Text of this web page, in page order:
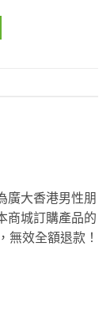
廣大香港男性朋
商城訂購產品的
無效全額退款！